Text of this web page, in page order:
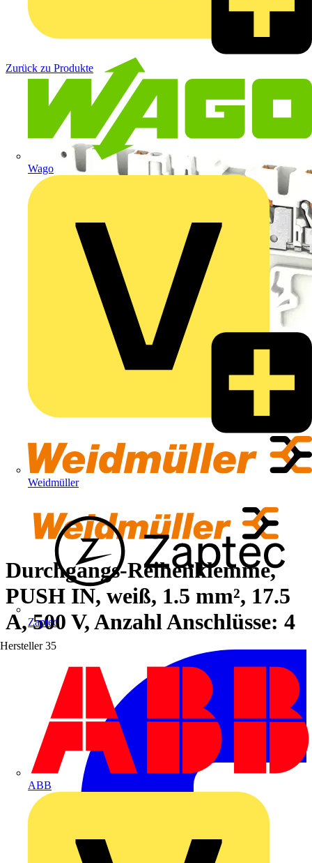
Wago
Weidmüller
Zaptec
Hersteller 35
ABB
Zurück zu Produkte
Durchgangs-Reihenklemme,
PUSH IN, weiß, 1.5 mm², 17.5
A, 500 V, Anzahl Anschlüsse: 4